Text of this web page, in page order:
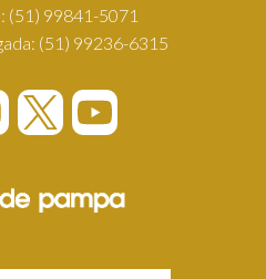
(51) 99841-5071
(51) 99236-6315